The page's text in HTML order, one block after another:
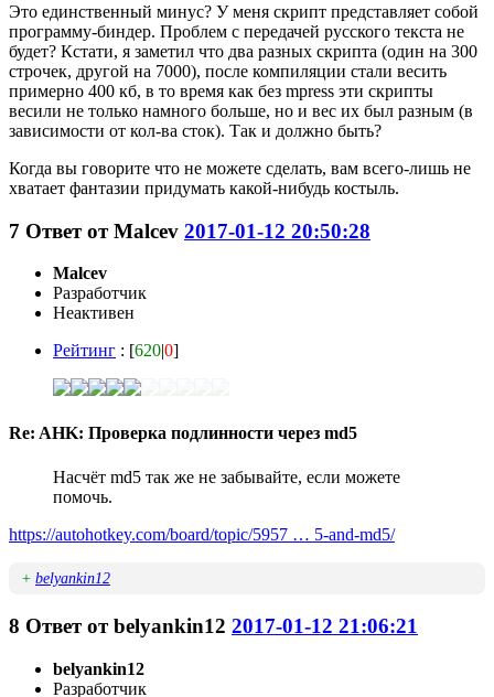
Это единственный минус? У меня скрипт представляет собой
программу-биндер. Проблем с передачей русского текста не
будет? Кстати, я заметил что два разных скрипта (один на 300
строчек, другой на 7000), после компиляции стали весить
примерно 400 кб, в то время как без mpress эти скрипты
весили не только намного больше, но и вес их был разным (в
зависимости от кол-ва сток). Так и должно быть?
Когда вы говорите что не можете сделать, вам всего-лишь не
хватает фантазии придумать какой-нибудь костыль.
7 Ответ отMalcev 2017-01-12 20:50:28
Malcev
Разработчик
Неактивен
Рейтинг : [620|0]
Re: AHK: Проверка подлинности через md5
Насчёт md5 так же не забывайте, если можете
помочь.
https://autohotkey.com/board/topic/5957 … 5-and-md5/
+ belyankin12
8 Ответ отbelyankin12 2017-01-12 21:06:21
belyankin12
Разработчик